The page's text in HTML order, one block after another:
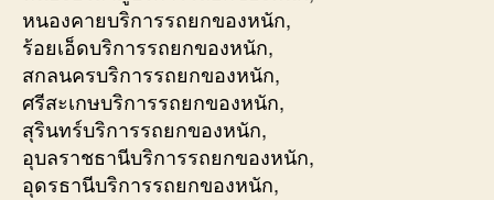
หนองคายบริการรถยกของหนัก,
ร้อยเอ็ดบริการรถยกของหนัก,
สกลนครบริการรถยกของหนัก,
ศรีสะเกษบริการรถยกของหนัก,
สุรินทร์บริการรถยกของหนัก,
อุบลราชธานีบริการรถยกของหนัก,
อุดรธานีบริการรถยกของหนัก,